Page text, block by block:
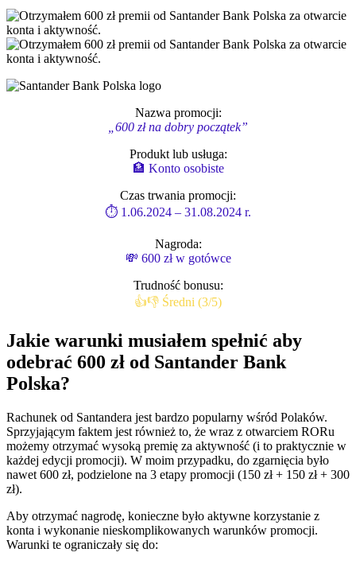
Nazwa promocji:
„600 zł na dobry początek”
Produkt lub usługa:
🏦 Konto osobiste
Czas trwania promocji:
⏱ 1.06.2024 – 31.08.2024 r.
Nagroda:
💸 600 zł w gotówce
Trudność bonusu:
👍👎 Średni (3/5)
Jakie warunki musiałem spełnić aby
odebrać 600 zł od Santander Bank
Polska?
Rachunek od Santandera jest bardzo popularny wśród Polaków.
Sprzyjającym faktem jest również to, że wraz z otwarciem RORu
możemy otrzymać wysoką premię za aktywność (i to praktycznie w
każdej edycji promocji). W moim przypadku, do zgarnięcia było
nawet 600 zł, podzielone na 3 etapy promocji (150 zł + 150 zł + 300
zł).
Aby otrzymać nagrodę, konieczne było aktywne korzystanie z
konta i wykonanie nieskomplikowanych warunków promocji.
Warunki te ograniczały się do: